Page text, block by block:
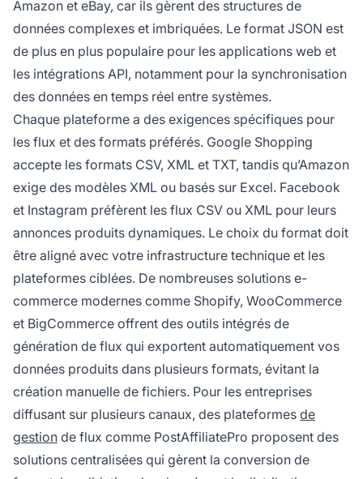
Amazon et eBay, car ils gèrent des structures de
données complexes et imbriquées. Le format JSON est
de plus en plus populaire pour les applications web et
les intégrations API, notamment pour la synchronisation
des données en temps réel entre systèmes.
Chaque plateforme a des exigences spécifiques pour
les flux et des formats préférés. Google Shopping
accepte les formats CSV, XML et TXT, tandis qu’Amazon
exige des modèles XML ou basés sur Excel. Facebook
et Instagram préfèrent les flux CSV ou XML pour leurs
annonces produits dynamiques. Le choix du format doit
être aligné avec votre infrastructure technique et les
plateformes ciblées. De nombreuses solutions e-
commerce modernes comme Shopify, WooCommerce
et BigCommerce offrent des outils intégrés de
génération de flux qui exportent automatiquement vos
données produits dans plusieurs formats, évitant la
création manuelle de fichiers. Pour les entreprises
diffusant sur plusieurs canaux, des plateformes de
gestion de flux comme PostAffiliatePro proposent des
solutions centralisées qui gèrent la conversion de